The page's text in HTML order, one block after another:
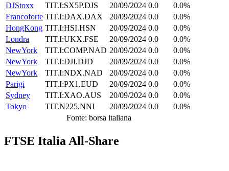
DJStoxx
TIT.I:SX5P.DJS 20/09/2024 0.0
0.0%
Francoforte TIT.I:DAX.DAX 20/09/2024 0.0
0.0%
HongKong TIT.I:HSI.HSN 20/09/2024 0.0
0.0%
Londra
TIT.I:UKX.FSE 20/09/2024 0.0
0.0%
NewYork
TIT.I:COMP.NAD 20/09/2024 0.0
0.0%
NewYork
TIT.I:DJI.DJD 20/09/2024 0.0
0.0%
NewYork
TIT.I:NDX.NAD 20/09/2024 0.0
0.0%
Parigi
TIT.I:PX1.EUD 20/09/2024 0.0
0.0%
Sydney
TIT.I:XAO.AUS 20/09/2024 0.0
0.0%
Tokyo
TIT.N225.NNI 20/09/2024 0.0
0.0%
Fonte: borsa italiana
FTSE Italia All-Share